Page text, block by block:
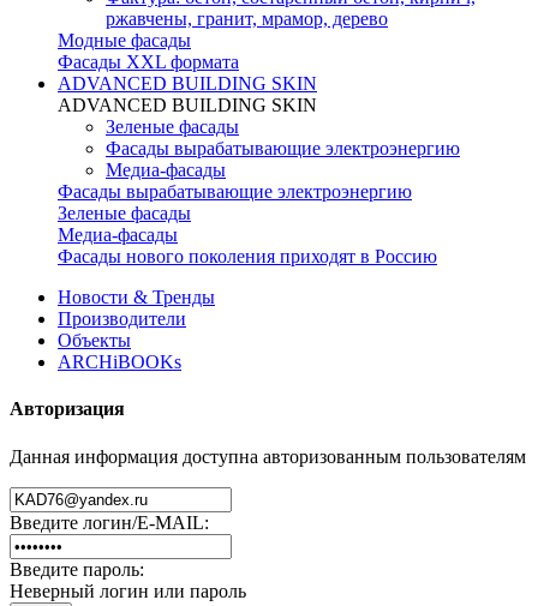
ржавчены, гранит, мрамор, дерево
Модные фасады
Фасады XXL формата
ADVANCED BUILDING SKIN
ADVANCED BUILDING SKIN
Зеленые фасады
Фасады вырабатывающие электроэнергию
Медиа-фасады
Фасады вырабатывающие электроэнергию
Зеленые фасады
Медиа-фасады
Фасады нового поколения приходят в Россию
Новости & Тренды
Производители
Объекты
ARCHiBOOKs
Авторизация
Данная информация доступна авторизованным пользователям
Введите логин/E-MAIL:
Введите пароль:
Неверный логин или пароль